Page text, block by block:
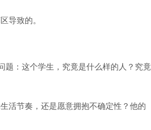
导致的。
题：这个学生，究竟是什么样的人？究竟
活节奏，还是愿意拥抱不确定性？他的